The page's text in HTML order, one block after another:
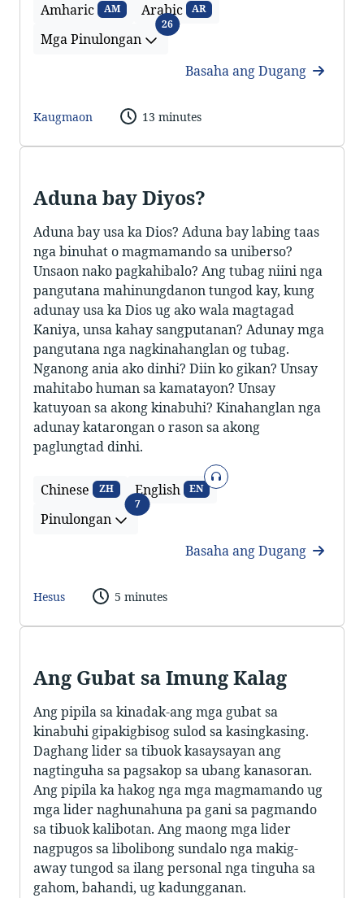
Amharic AM Arabic AR
Mga Pinulongan
26Mga Pinulongan
Basaha ang Dugang
Kaugmaon 13 minutes
Aduna bay Diyos?
Aduna bay usa ka Dios? Aduna bay labing taas
nga binuhat o magmamando sa uniberso?
Unsaon nako pagkahibalo? Ang tubag niini nga
pangutana mahinungdanon tungod kay, kung
adunay usa ka Dios ug ako wala magtagad
Kaniya, unsa kahay sangputanan? Adunay mga
pangutana nga nagkinahanglan og tubag.
Nganong ania ako dinhi? Diin ko gikan? Unsay
mahitabo human sa kamatayon? Unsay
katuyoan sa akong kinabuhi? Kinahanglan nga
adunay katarongan o rason sa akong
paglungtad dinhi.
Chinese ZH English EN
Sonido
Pinulongan
7Pinulongan
Basaha ang Dugang
Hesus 5 minutes
Ang Gubat sa Imung Kalag
Ang pipila sa kinadak-ang mga gubat sa
kinabuhi gipakigbisog sulod sa kasingkasing.
Daghang lider sa tibuok kasaysayan ang
nagtinguha sa pagsakop sa ubang kanasoran.
Ang pipila ka hakog nga mga magmamando ug
mga lider naghunahuna pa gani sa pagmando
sa tibuok kalibotan. Ang maong mga lider
nagpugos sa libolibong sundalo nga makig-
away tungod sa ilang personal nga tinguha sa
gahom, bahandi, ug kadungganan.